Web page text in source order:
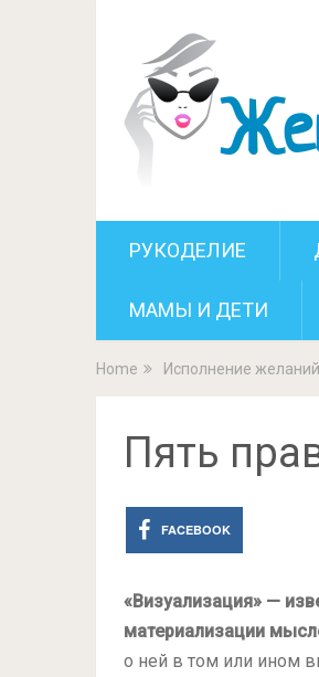
РУКОДЕЛИЕ
МАМЫ И ДЕТИ
Home Исполнение желаний
Пять
FACEBOOK
«Визуализация» —
материализации
о ней в том или ином